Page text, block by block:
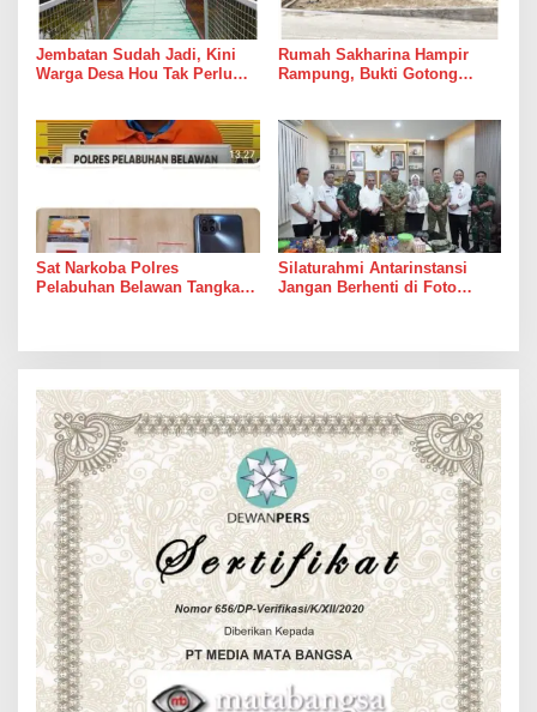
Jembatan Sudah Jadi, Kini
Warga Desa Hou Tak Perlu
Rumah Sakharina Hampir
Rampung, Bukti Gotong
Sat Narkoba Polres
Pelabuhan Belawan Tangkap
Silaturahmi Antarinstansi
Jangan Berhenti di Foto